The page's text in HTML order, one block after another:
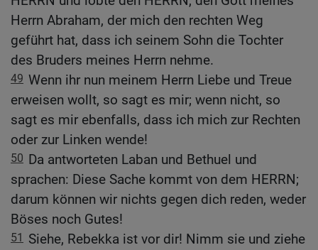
Herrn Abraham, der mich den rechten Weg
geführt hat, dass ich seinem Sohn die Tochter
des Bruders meines Herrn nehme.
49 Wenn ihr nun meinem Herrn Liebe und Treue
erweisen wollt, so sagt es mir; wenn nicht, so
sagt es mir ebenfalls, dass ich mich zur Rechten
oder zur Linken wende!
50 Da antworteten Laban und Bethuel und
sprachen: Diese Sache kommt von dem HERRN;
darum können wir nichts gegen dich reden, weder
Böses noch Gutes!
51
Siehe, Rebekka ist vor dir! Nimm sie und ziehe